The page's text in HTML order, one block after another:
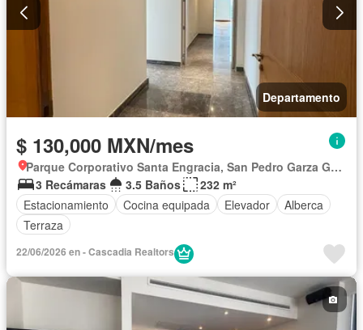
Departamento
$ 130,000 MXN/mes
Parque Corporativo Santa Engracia, San Pedro Garza García
3 Recámaras
3.5 Baños
232 m²
Estacionamiento
Cocina equipada Elevador
Alberca
Terraza
22/06/2026 en - Cascadia Realtors